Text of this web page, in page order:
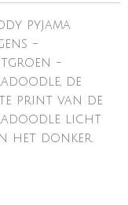
pyjama
-
-
de
print van de
licht
het donker.